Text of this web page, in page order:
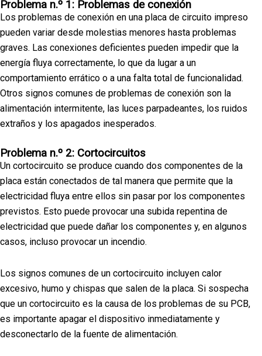
Problema n.º 1: Problemas de conexión
Los problemas de conexión en una placa de circuito impreso
pueden variar desde molestias menores hasta problemas
graves. Las conexiones deficientes pueden impedir que la
energía fluya correctamente, lo que da lugar a un
comportamiento errático o a una falta total de funcionalidad.
Otros signos comunes de problemas de conexión son la
alimentación intermitente, las luces parpadeantes, los ruidos
extraños y los apagados inesperados.
Problema n.º 2: Cortocircuitos
Un cortocircuito se produce cuando dos componentes de la
placa están conectados de tal manera que permite que la
electricidad fluya entre ellos sin pasar por los componentes
previstos. Esto puede provocar una subida repentina de
electricidad que puede dañar los componentes y, en algunos
casos, incluso provocar un incendio.
Los signos comunes de un cortocircuito incluyen calor
excesivo, humo y chispas que salen de la placa. Si sospecha
que un cortocircuito es la causa de los problemas de su PCB,
es importante apagar el dispositivo inmediatamente y
desconectarlo de la fuente de alimentación.